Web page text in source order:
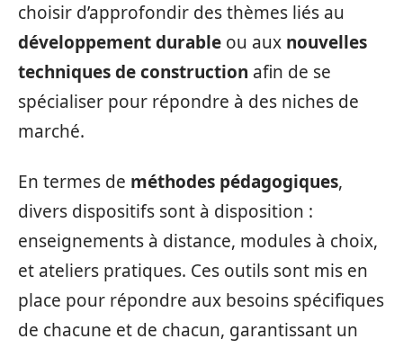
choisir d’approfondir des thèmes liés au
développement durable ou aux nouvelles
techniques de construction afin de se
spécialiser pour répondre à des niches de
marché.
En termes de méthodes pédagogiques,
divers dispositifs sont à disposition :
enseignements à distance, modules à choix,
et ateliers pratiques. Ces outils sont mis en
place pour répondre aux besoins spécifiques
de chacune et de chacun, garantissant un